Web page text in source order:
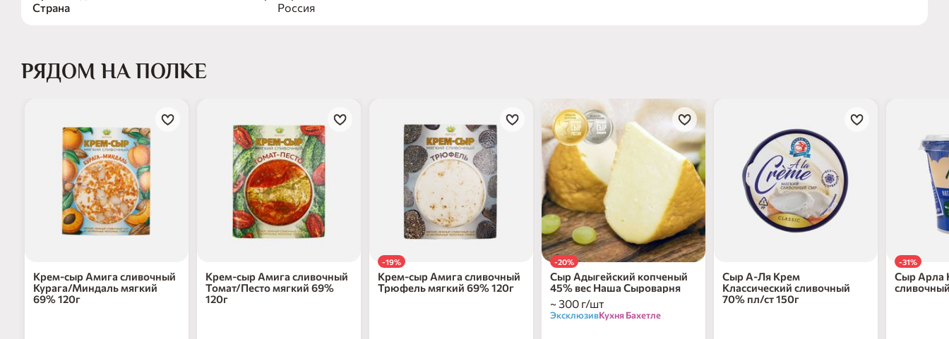
Страна
Россия
РЯДОМ НА ПОЛКЕ
Крем-сыр Амига сливочный
Курага/Миндаль мягкий
69% 120г
Крем-сыр Амига сливочный
Томат/Песто мягкий 69%
120г
-19%
Крем-сыр Амига сливочный
Трюфель мягкий 69% 120г
-20%
Сыр Адыгейский копченый
45% вес Наша Сыроварня
~ 300 г/шт
ЭксклюзивКухня Бахетле
Сыр А-Ля Крем
Классический сливочный
70% пл/ст 150г
-31%
Сыр Арла